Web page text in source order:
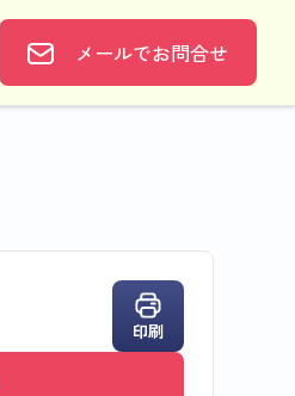
メールでお問合せ
印刷